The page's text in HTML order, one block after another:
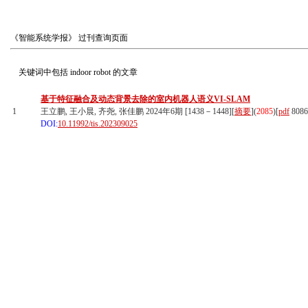
《智能系统学报》 过刊查询页面
关键词中包括 indoor robot的文章
1
基于特征融合及动态背景去除的室内机器人语义VI-SLAM
王立鹏, 王小晨, 齐尧, 张佳鹏 2024年6期 [1438－1448][摘要](2085)[pdf
DOI:10.11992/tis.202309025